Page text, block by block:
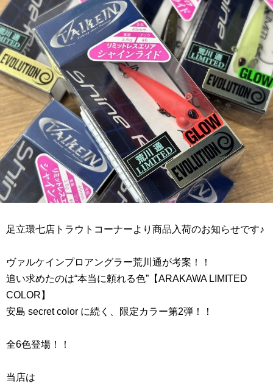
足立環七店トラウトコーナーより商品入荷のお知らせです♪
ヴァルケインプロアングラー荒川通が考案！！
追い求めたのは“本当に頼れる色”【ARAKAWA LIMITED
COLOR】
安島 secret color に続く、限定カラー第2弾！！
全6色登場！！
当店は